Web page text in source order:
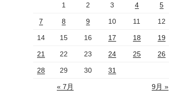
« 7月 9月 »
1 2 3 4 5
7 8 9 10 11 12
14 15 16 17 18 19
21 22 23 24 25 26
28 29 30 31